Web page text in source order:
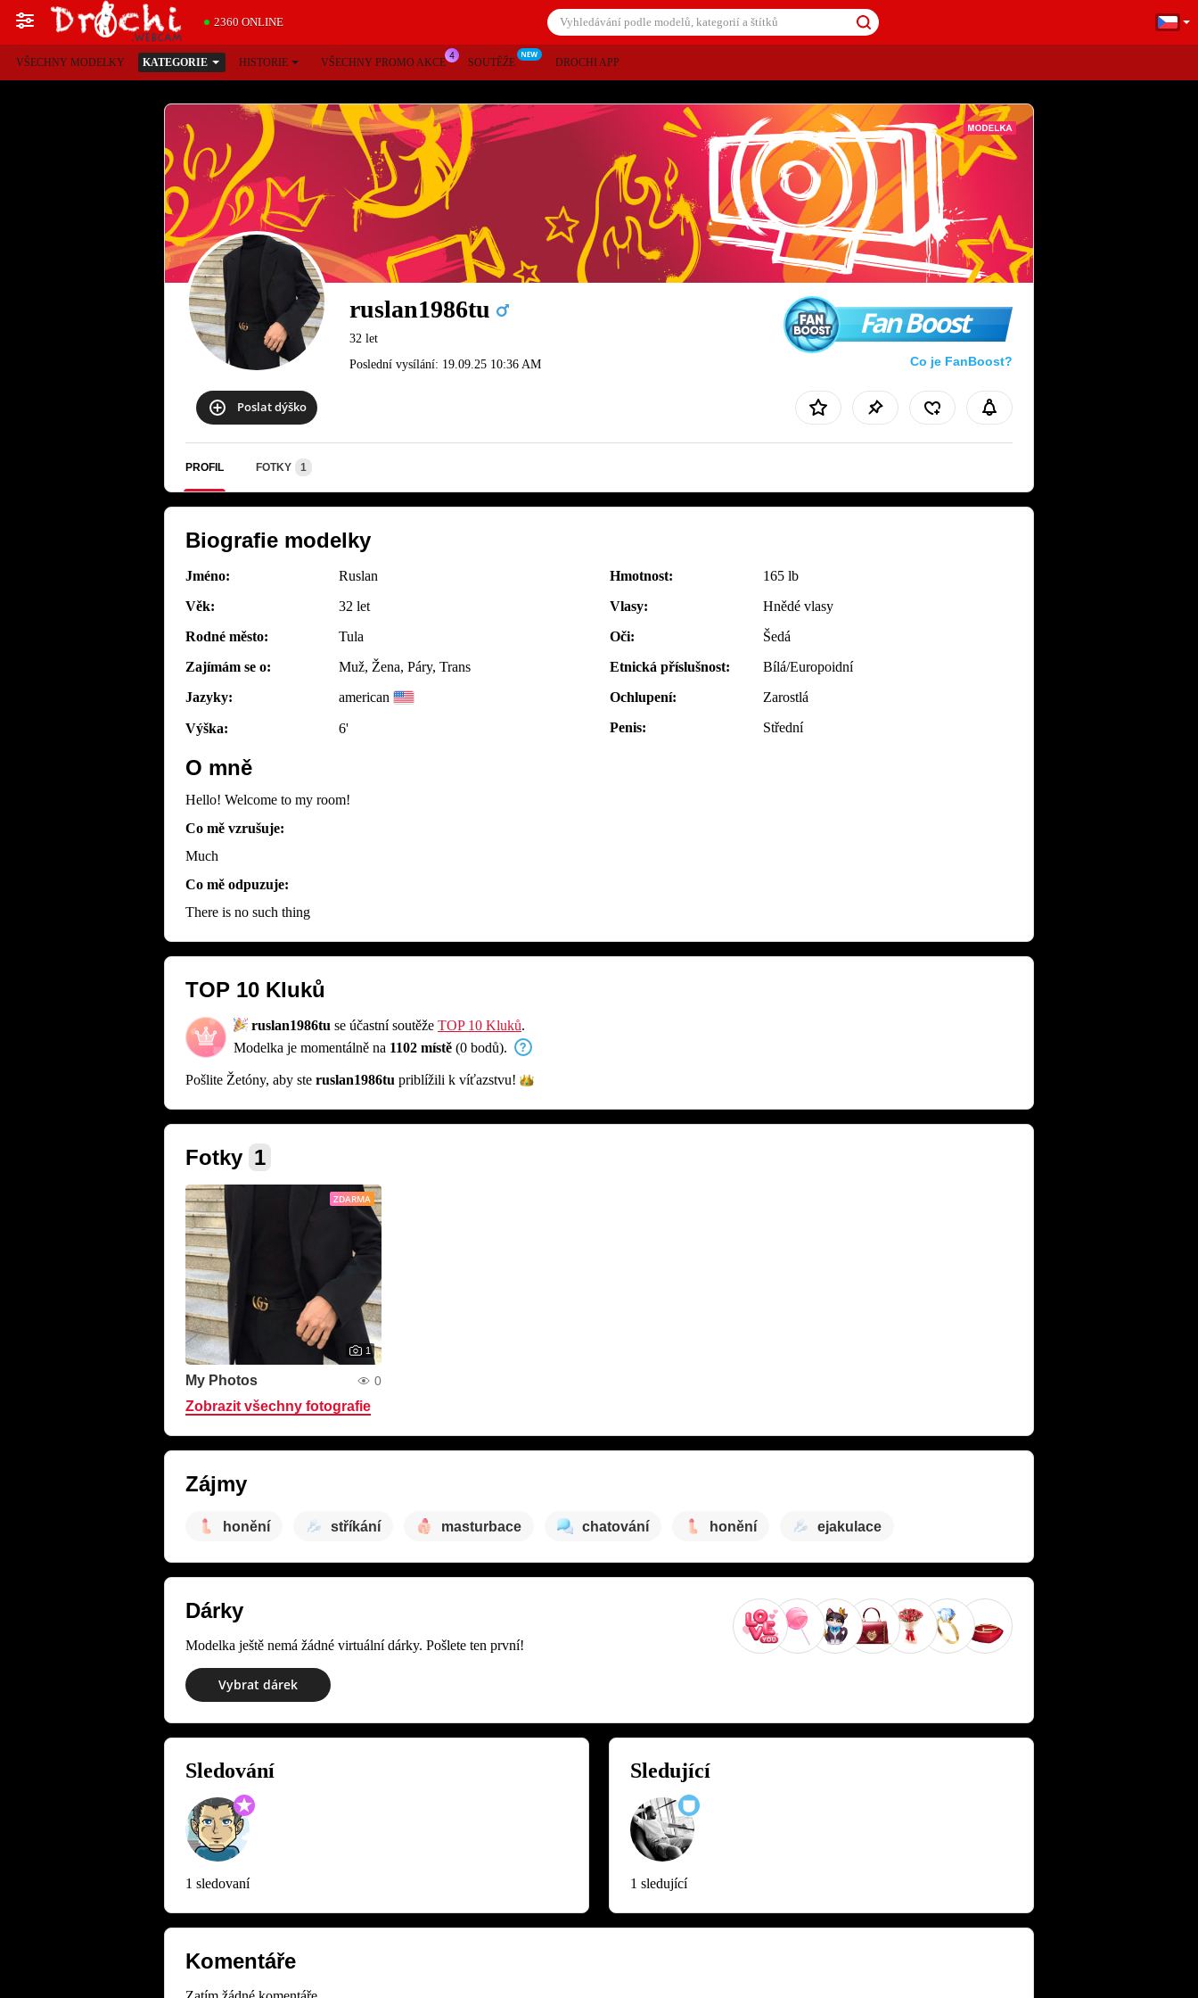
2360 ONLINE
VŠECHNY MODELKY KATEGORIE HISTORIE VŠECHNY PROMO AKCE SOUTĚŽE DROCHI APP
ruslan1986tu
32 let
Poslední vysílání: 19.09.25 10:36 AM
Fan Boost
Co je FanBoost?
Poslat dýško
PROFIL FOTKY 1
Biografie modelky
Jméno:
Ruslan
Věk:
32 let
Rodné město:
Tula
Zajímám se o:
Muž, Žena, Páry, Trans
Jazyky:
american
Výška: 6'
Hmotnost:
165 lb
Vlasy:
Hnědé vlasy
Oči:
Šedá
Etnická příslušnost:
Bílá/Europoidní
Ochlupení:
Zarostlá
Penis:
Střední
O mně
Hello! Welcome to my room!
Co mě vzrušuje:
Much
Co mě odpuzuje:
There is no such thing
TOP 10 Kluků
ruslan1986tu se účastní soutěže TOP 10 Kluků.
Modelka je momentálně na 1102 místě (0 bodů).
Pošlite Žetóny, aby ste ruslan1986tu priblížili k víťazstvu!
Fotky 1
ZDARMA
1
My Photos 0
Zobrazit všechny fotografie
Zájmy
honění stříkání masturbace chatování honění ejakulace
Dárky
Modelka ještě nemá žádné virtuální dárky. Pošlete ten první!
Vybrat dárek
Sledování
1 sledovaní
Sledující
1 sledující
Komentáře